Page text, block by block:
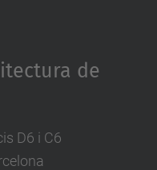
de
D6 i C6